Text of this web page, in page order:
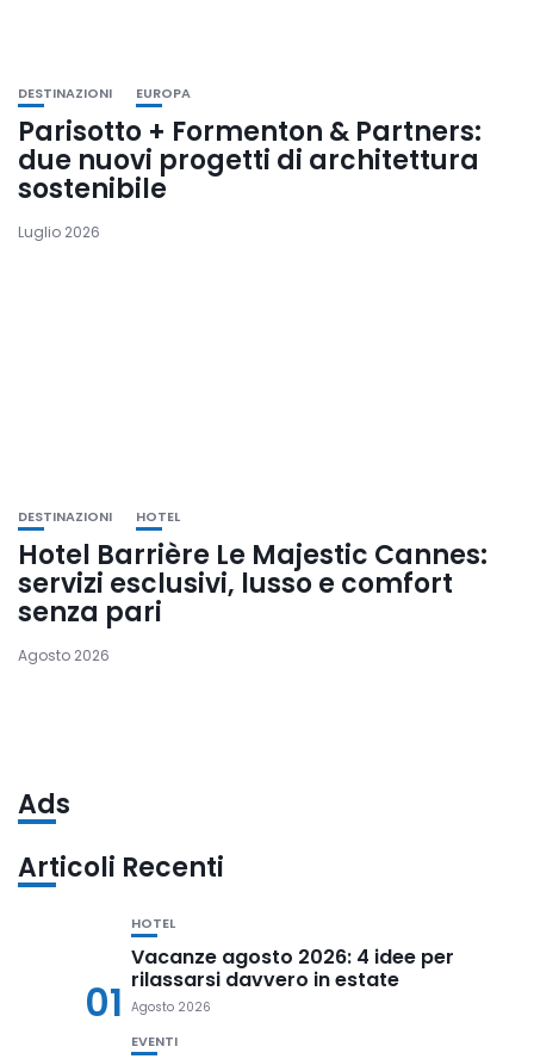
DESTINAZIONI EUROPA
Parisotto + Formenton & Partners:
due nuovi progetti di architettura
sostenibile
Luglio 2026
DESTINAZIONI HOTEL
Hotel Barrière Le Majestic Cannes:
servizi esclusivi, lusso e comfort
senza pari
Agosto 2026
Ads
Articoli Recenti
01
HOTEL
Vacanze agosto 2026: 4 idee per
rilassarsi davvero in estate
Agosto 2026
EVENTI